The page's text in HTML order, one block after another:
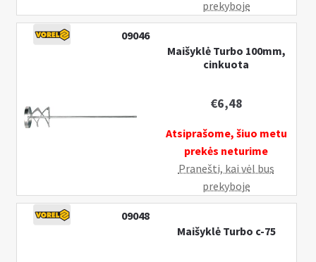
prekyboje
09046
Maišyklė Turbo 100mm,
cinkuota
€6,48
Atsiprašome, šiuo metu
prekės neturime
Pranešti, kai vėl bus
prekyboje
09048
Maišyklė Turbo c-75